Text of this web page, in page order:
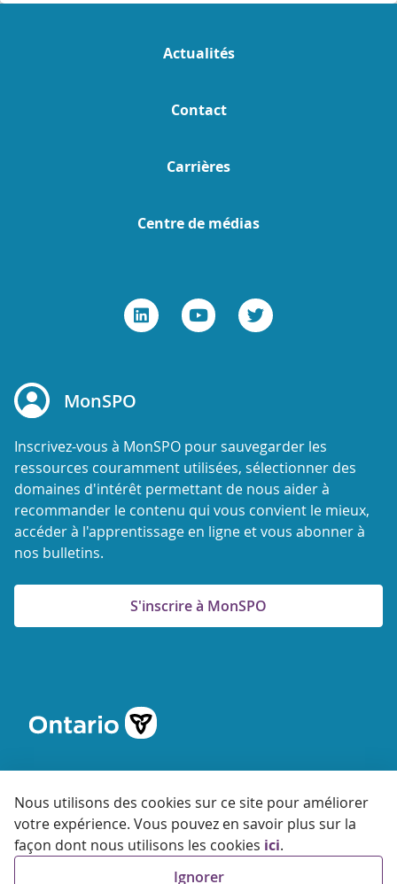
Nous utilisons des cookies sur ce site pour améliorer
votre expérience. Vous pouvez en savoir plus sur la
façon dont nous utilisons les cookies ici.
Ignorer
Actualités
Contact
Carrières
Centre de médias
MonSPO
Inscrivez-vous à MonSPO pour sauvegarder les
ressources couramment utilisées, sélectionner des
domaines d'intérêt permettant de nous aider à
recommander le contenu qui vous convient le mieux,
accéder à l'apprentissage en ligne et vous abonner à
nos bulletins.
S'inscrire à MonSPO
© 2026 Agence ontarienne de protection et de promotion de
la santé
Confidentialité